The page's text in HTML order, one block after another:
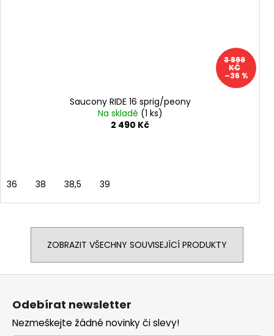
3 899
KČ
–36 %
Saucony RIDE 16 sprig/peony
Na skladě (1 ks)
2 490 Kč
36 38 38,5 39
ZOBRAZIT VŠECHNY SOUVISEJÍCÍ PRODUKTY
Odebírat newsletter
Nezmeškejte žádné novinky či slevy!